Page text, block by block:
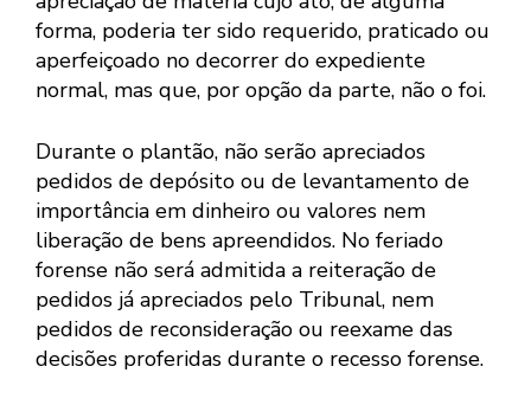
forma, poderia ter sido requerido, praticado ou
aperfeiçoado no decorrer do expediente
normal, mas que, por opção da parte, não o foi.
Durante o plantão, não serão apreciados
pedidos de depósito ou de levantamento de
importância em dinheiro ou valores nem
liberação de bens apreendidos. No feriado
forense não será admitida a reiteração de
pedidos já apreciados pelo Tribunal, nem
pedidos de reconsideração ou reexame das
decisões proferidas durante o recesso forense.